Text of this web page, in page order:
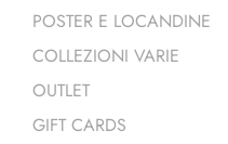
POSTER E LOCANDINE
COLLEZIONI VARIE
OUTLET
GIFT CARDS